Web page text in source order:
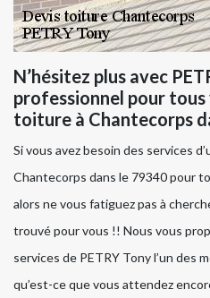
N’hésitez plus avec
professionnel pour
toiture à Chantecorps
Si vous avez besoin des services
Chantecorps dans le 79340 pour
alors ne vous fatiguez pas à
trouvé pour vous !! Nous vous
services de PETRY Tony l’un des
qu’est-ce que vous attendez